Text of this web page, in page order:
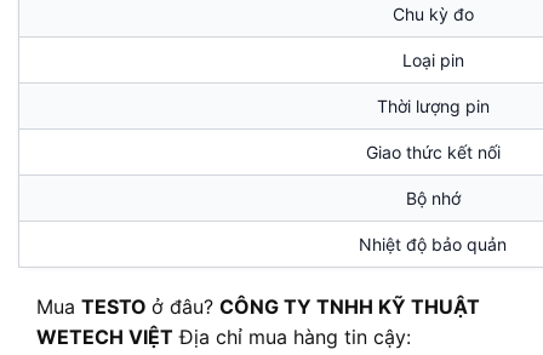
Chu kỳ đo
Loại pin
Thời lượng pin
Giao thức kết nối
Bộ nhớ
Nhiệt độ bảo quản
Mua TESTO ở đâu? CÔNG TY TNHH KỸ THUẬT
WETECH VIỆT Địa chỉ mua hàng tin cậy: